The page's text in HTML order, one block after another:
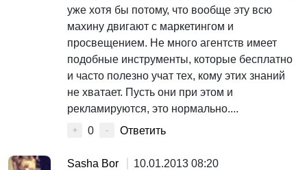
уже хотя бы потому, что вообще эту всю
махину двигают с маркетингом и
просвещением. Не много агентств имеет
подобные инструменты, которые бесплатно
и часто полезно учат тех, кому этих знаний
не хватает. Пусть они при этом и
рекламируются, это нормально....
+ 0 - Ответить
Sasha Bor
10.01.2013 08:20